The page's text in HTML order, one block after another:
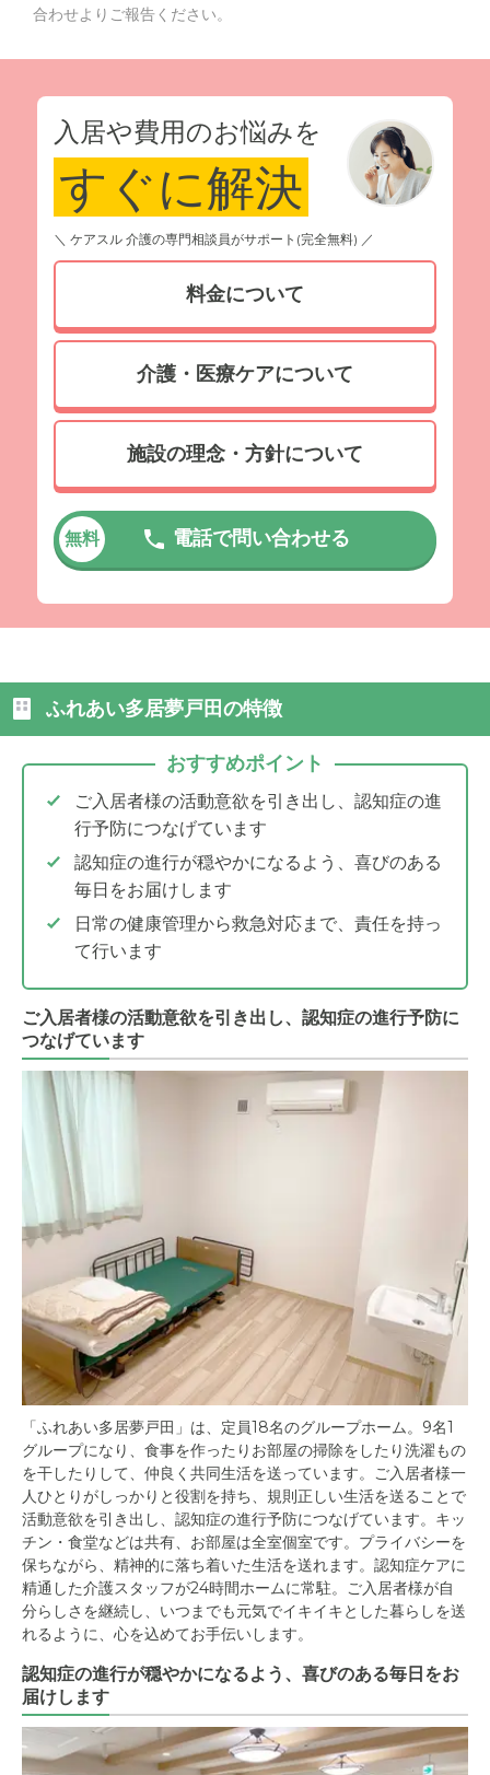
合わせよりご報告ください。
入居や費用のお悩みを
すぐに解決
＼ ケアスル 介護の専門相談員がサポート(完全無料) ／
料金について
介護・医療ケアについて
施設の理念・方針について
無料 電話で問い合わせる
ふれあい多居夢戸田の特徴
おすすめポイント
ご入居者様の活動意欲を引き出し、認知症の進
行予防につなげています
認知症の進行が穏やかになるよう、喜びのある
毎日をお届けします
日常の健康管理から救急対応まで、責任を持っ
て行います
ご入居者様の活動意欲を引き出し、認知症の進行予防に
つなげています
「ふれあい多居夢戸田」は、定員18名のグループホーム。9名1
グループになり、食事を作ったりお部屋の掃除をしたり洗濯もの
を干したりして、仲良く共同生活を送っています。ご入居者様一
人ひとりがしっかりと役割を持ち、規則正しい生活を送ることで
活動意欲を引き出し、認知症の進行予防につなげています。キッ
チン・食堂などは共有、お部屋は全室個室です。プライバシーを
保ちながら、精神的に落ち着いた生活を送れます。認知症ケアに
精通した介護スタッフが24時間ホームに常駐。ご入居者様が自
分らしさを継続し、いつまでも元気でイキイキとした暮らしを送
れるように、心を込めてお手伝いします。
認知症の進行が穏やかになるよう、喜びのある毎日をお
届けします